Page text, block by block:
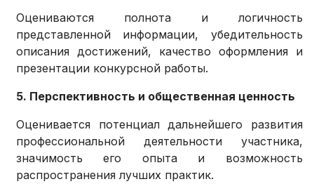
Оцениваются полнота и логичность
представленной информации, убедительность
описания достижений, качество оформления и
презентации конкурсной работы.
5. Перспективность и общественная ценность
Оценивается потенциал дальнейшего развития
профессиональной деятельности участника,
значимость его опыта и возможность
распространения лучших практик.